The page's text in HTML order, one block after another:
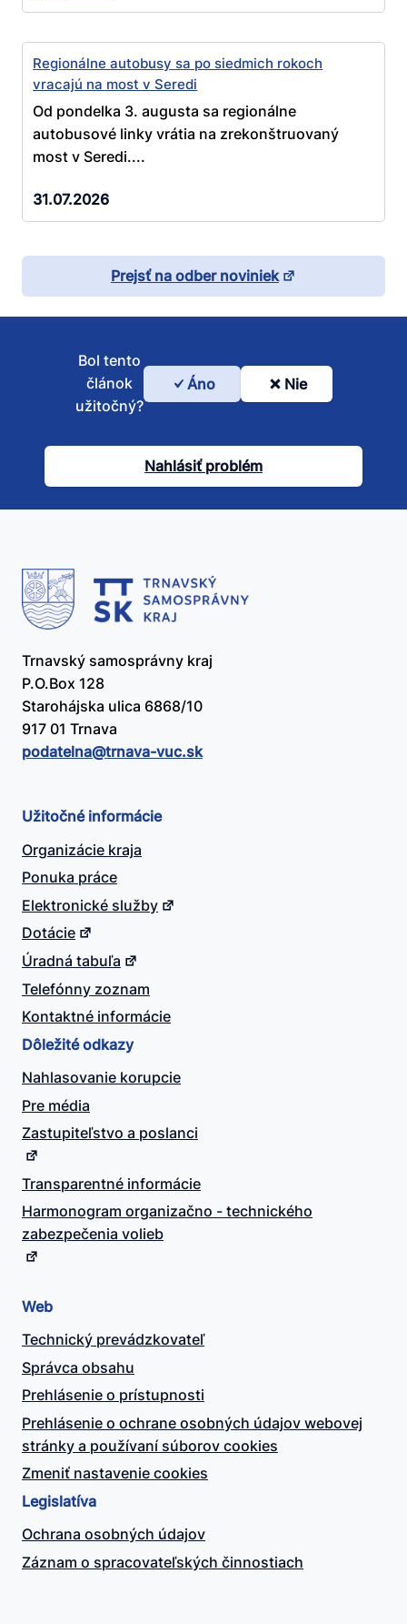
Regionálne autobusy sa po siedmich rokoch
vracajú na most v Seredi
Od pondelka 3. augusta sa regionálne
autobusové linky vrátia na zrekonštruovaný
most v Seredi....
31.07.2026
Prejsť na odber noviniek
Bol
článok
užitočný?
Bol tento
článok
užitočný?
Áno Nie
Nahlásiť problém
Trnavský samosprávny kraj
P.O.Box 128
Starohájska ulica 6868/10
917 01 Trnava
podatelna@​trnava-vuc.sk
Užitočné informácie
Organizácie kraja
Ponuka práce
Elektronické služby
Dotácie
Úradná tabuľa
Telefónny zoznam
Kontaktné informácie
Dôležité odkazy
Nahlasovanie korupcie
Pre média
Zastupiteľstvo a poslanci
Transparentné informácie
Harmonogram organizačno - technického
zabezpečenia volieb
Web
Technický prevádzkovateľ
Správca obsahu
Prehlásenie o prístupnosti
Prehlásenie o ochrane osobných údajov webovej
stránky a používaní súborov cookies
Zmeniť nastavenie cookies
Legislatíva
Ochrana osobných údajov
Záznam o spracovateľských činnostiach